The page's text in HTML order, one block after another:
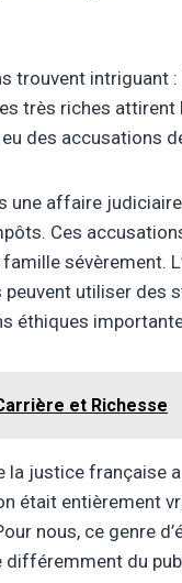
trouvent intriguant
très riches
des accusations
une affaire
Ces
sévèrement.
utiliser des
éthiques
et Richesse
justice française
était entièrement
nous, ce genre
du